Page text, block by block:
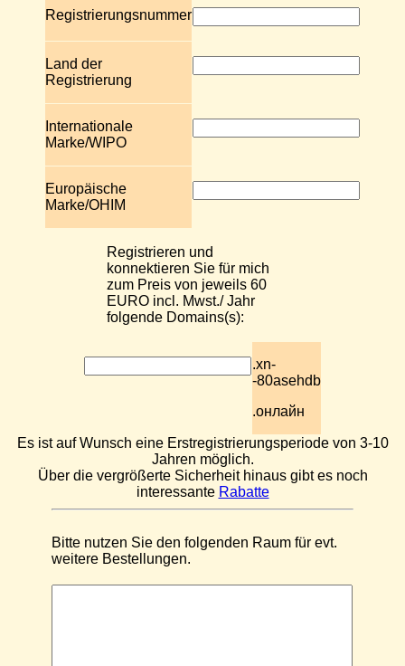
Registrierungsnummer
Land der
Registrierung
Internationale
Marke/WIPO
Europäische
Marke/OHIM
Registrieren und
konnektieren Sie für mich
zum Preis von jeweils 60
EURO incl. Mwst./ Jahr
folgende Domains(s):
.xn-
-80asehdb
.онлайн
Es ist auf Wunsch eine Erstregistrierungsperiode von 3-10
Jahren möglich.
Über die vergrößerte Sicherheit hinaus gibt es noch
interessante Rabatte
Bitte nutzen Sie den folgenden Raum für evt.
weitere Bestellungen.